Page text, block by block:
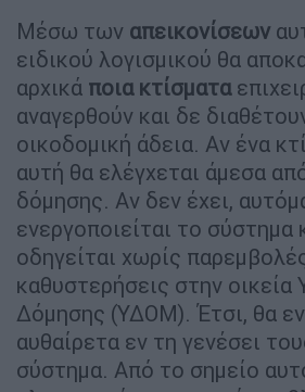
Μέσω των απεικονίσεων
ειδικού λογισμικού θα
αρχικά ποια κτίσματα
αναγερθούν και δε
οικοδομική άδεια. Αν ένα
αυτή θα ελέγχεται άμεσα
δόμησης. Αν δεν έχει,
ενεργοποιείται το σύστημα
οδηγείται χωρίς
καθυστερήσεις στην οικεία
Δόμησης (ΥΔΟΜ). Έτσι, θα
αυθαίρετα εν τη γενέσει
σύστημα. Από το σημείο